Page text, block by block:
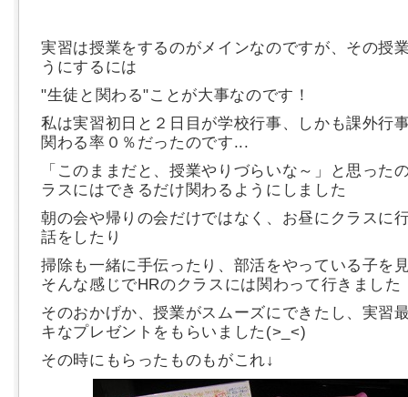
実習は授業をするのがメインなのですが、その授
うにするには
"生徒と関わる"ことが大事なのです！
私は実習初日と２日目が学校行事、しかも課外行
関わる率０％だったのです...
「このままだと、授業やりづらいな～」と思った
ラスにはできるだけ関わるようにしました
朝の会や帰りの会だけではなく、お昼にクラスに
話をしたり
掃除も一緒に手伝ったり、部活をやっている子を
そんな感じでHRのクラスには関わって行きました
そのおかげか、授業がスムーズにできたし、実習
キなプレゼントをもらいました(>_<)
その時にもらったものもがこれ↓